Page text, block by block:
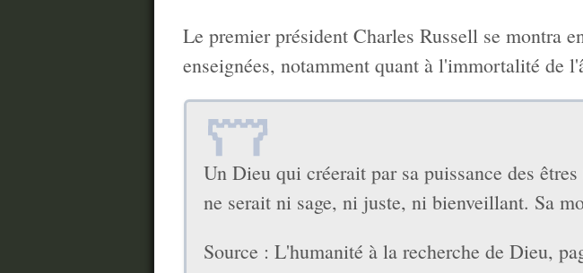
Le premier président Charles Russell se montra
enseignées, notamment quant à l'immortalité de
Un Dieu qui créerait par sa puissance des
ne serait ni sage, ni juste, ni bienveillant. Sa
Source : L'humanité à la recherche de Dieu,